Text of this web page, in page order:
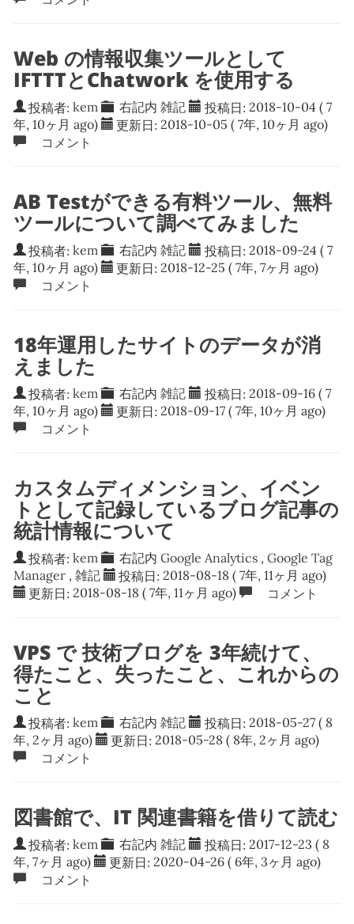
Web の情報収集ツールとして
IFTTTとChatwork を使用する
投稿者: kem 右記内雑記 投稿日: 2018-10-04( 7
年, 10ヶ月 ago)
更新日: 2018-10-05 ( 7年, 10ヶ月 ago)
コメント
AB Testができる有料ツール、無料
ツールについて調べてみました
投稿者: kem 右記内雑記 投稿日: 2018-09-24( 7
年, 10ヶ月 ago)
更新日: 2018-12-25 ( 7年, 7ヶ月 ago)
コメント
18年運用したサイトのデータが消
えました
投稿者: kem 右記内雑記 投稿日: 2018-09-16( 7
年, 10ヶ月 ago)
更新日: 2018-09-17 ( 7年, 10ヶ月 ago)
コメント
カスタムディメンション、イベン
トとして記録しているブログ記事の
統計情報について
投稿者: kem 右記内Google Analytics ,Google Tag
Manager , 雑記 投稿日: 2018-08-18 ( 7年, 11ヶ月 ago)
更新日: 2018-08-18 ( 7年, 11ヶ月 ago) コメント
VPS で 技術ブログを 3年続けて、
得たこと、失ったこと、これからの
こと
投稿者: kem 右記内雑記 投稿日: 2018-05-27( 8
年, 2ヶ月 ago)
更新日: 2018-05-28 ( 8年, 2ヶ月 ago)
コメント
図書館で、IT 関連書籍を借りて読む
投稿者: kem 右記内雑記 投稿日: 2017-12-23 ( 8
年, 7ヶ月 ago)
更新日: 2020-04-26 ( 6年, 3ヶ月 ago)
コメント